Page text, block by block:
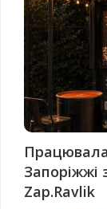
Працювала
Запоріжжі
Zap.Ravlik